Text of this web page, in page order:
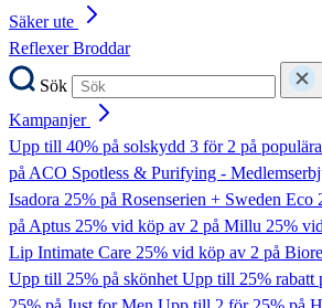
Säker ute
ReflexerBroddar
Sök
Kampanjer
Upp till 40% på solskydd 3 för 2 på
på ACO Spotless & Purifying -
Isadora 25% på Rosenserien + Sweden Eco
på Aptus 25% vid köp av 2 på Millu 25%
Lip Intimate Care 25% vid köp av 2 på
Upp till 25% på skönhetUpp till 25% rabatt